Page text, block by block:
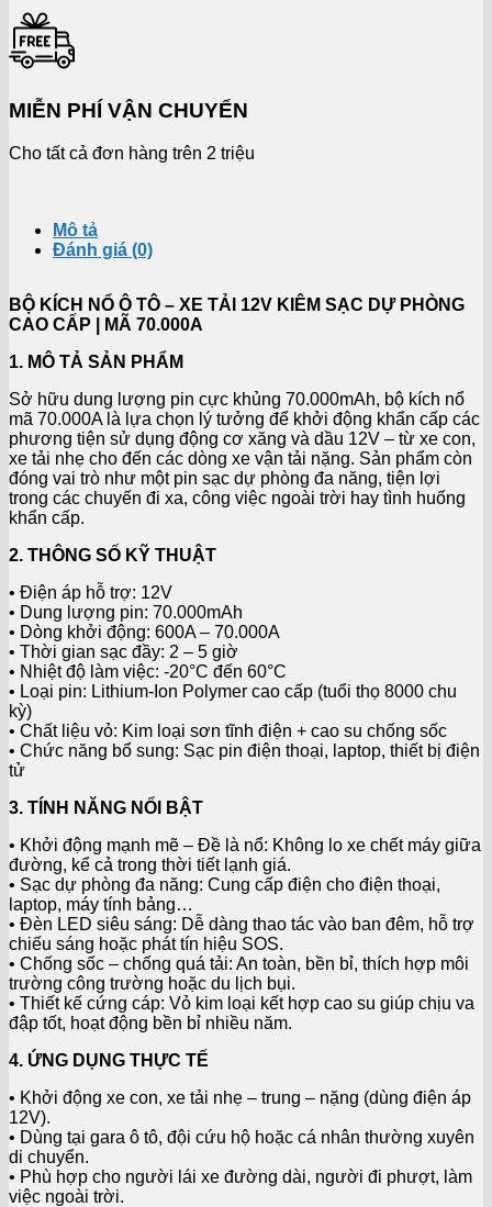
MIỄN PHÍ VẬN CHUYỂN
Cho tất cả đơn hàng trên 2 triệu
Mô tả
Đánh giá (0)
BỘ KÍCH NỔ Ô TÔ – XE TẢI 12V KIÊM SẠC DỰ PHÒNG
CAO CẤP | MÃ 70.000A
1. MÔ TẢ SẢN PHẨM
Sở hữu dung lượng pin cực khủng 70.000mAh, bộ kích nổ
mã 70.000A là lựa chọn lý tưởng để khởi động khẩn cấp các
phương tiện sử dụng động cơ xăng và dầu 12V – từ xe con,
xe tải nhẹ cho đến các dòng xe vận tải nặng. Sản phẩm còn
đóng vai trò như một pin sạc dự phòng đa năng, tiện lợi
trong các chuyến đi xa, công việc ngoài trời hay tình huống
khẩn cấp.
2. THÔNG SỐ KỸ THUẬT
• Điện áp hỗ trợ: 12V
• Dung lượng pin: 70.000mAh
• Dòng khởi động: 600A – 70.000A
• Thời gian sạc đầy: 2 – 5 giờ
• Nhiệt độ làm việc: -20°C đến 60°C
• Loại pin: Lithium-Ion Polymer cao cấp (tuổi thọ 8000 chu
kỳ)
• Chất liệu vỏ: Kim loại sơn tĩnh điện + cao su chống sốc
• Chức năng bổ sung: Sạc pin điện thoại, laptop, thiết bị điện
tử
3. TÍNH NĂNG NỔI BẬT
• Khởi động mạnh mẽ – Đề là nổ: Không lo xe chết máy giữa
đường, kể cả trong thời tiết lạnh giá.
• Sạc dự phòng đa năng: Cung cấp điện cho điện thoại,
laptop, máy tính bảng…
• Đèn LED siêu sáng: Dễ dàng thao tác vào ban đêm, hỗ trợ
chiếu sáng hoặc phát tín hiệu SOS.
• Chống sốc – chống quá tải: An toàn, bền bỉ, thích hợp môi
trường công trường hoặc du lịch bụi.
• Thiết kế cứng cáp: Vỏ kim loại kết hợp cao su giúp chịu va
đập tốt, hoạt động bền bỉ nhiều năm.
4. ỨNG DỤNG THỰC TẾ
• Khởi động xe con, xe tải nhẹ – trung – nặng (dùng điện áp
12V).
• Dùng tại gara ô tô, đội cứu hộ hoặc cá nhân thường xuyên
di chuyển.
• Phù hợp cho người lái xe đường dài, người đi phượt, làm
việc ngoài trời.